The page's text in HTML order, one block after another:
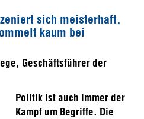
sich meisterhaft,
kaum bei
Geschäftsführer der
Politik ist auch immer der
Kampf um Begriffe. Die